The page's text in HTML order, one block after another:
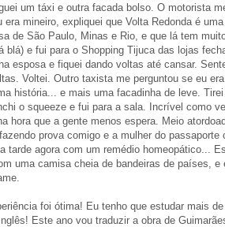
um táxi e outra facada bolso. O motorista
era mineiro, expliquei que Volta Redonda é
de São Paulo, Minas e Rio, e que lá tem
blá) e fui para o Shopping Tijuca das lojas
esposa e fiquei dando voltas até cansar.
Voltei. Outro taxista me perguntou se eu
história... e mais uma facadinha de leve. Tirei
o squeeze e fui para a sala. Incrível como
hora que a gente menos espera. Meio
prova comigo e a mulher do passaporte
tarde agora com um remédio homeopático...
uma camisa cheia de bandeiras de países, e
foi ótima! Eu tenho que estudar mais de
Este ano vou traduzir a obra de